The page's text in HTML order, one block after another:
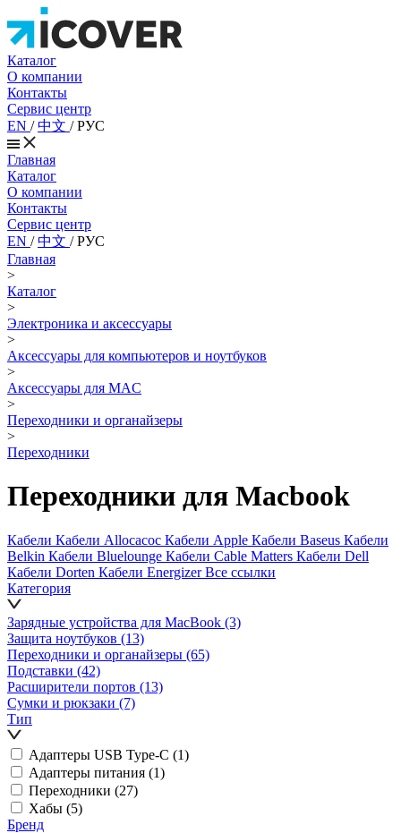
Каталог
О компании
Контакты
Сервис центр
EN /中文 /РУС
Главная
Каталог
О компании
Контакты
Сервис центр
EN /中文 /РУС
Главная
>
Каталог
>
Электроника и аксессуары
>
Аксессуары для компьютеров и ноутбуков
>
Аксессуары для MAC
>
Переходники и органайзеры
>
Переходники
Переходники для Macbook
Кабели Кабели Allocacoc Кабели Apple Кабели Baseus Кабели
Belkin Кабели Bluelounge Кабели Cable Matters Кабели Dell
Кабели Dorten Кабели EnergizerВсе ссылки
Категория
Зарядные устройства для MacBook (3)
Защита ноутбуков (13)
Переходники и органайзеры (65)
Подставки (42)
Расширители портов (13)
Сумки и рюкзаки (7)
Тип
Адаптеры USB Type-C (1)
Адаптеры питания (1)
Переходники (27)
Хабы (5)
Бренд